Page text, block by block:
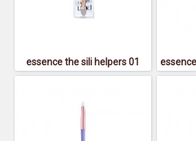
essence the sili helpers 01